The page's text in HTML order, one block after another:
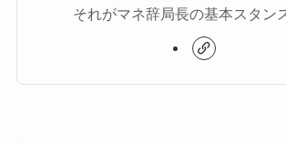
それがマネ辞局長の基本スタン